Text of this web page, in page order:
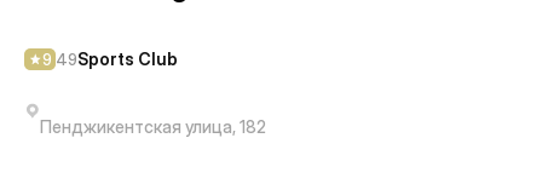
9 49Sports Club
Пенджикентская улица, 182